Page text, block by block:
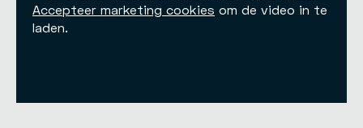
Accepteer marketing cookies om de video in te
laden.